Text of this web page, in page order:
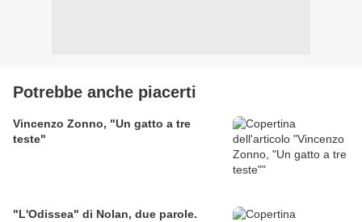
Potrebbe anche piacerti
Vincenzo Zonno, "Un gatto a tre
teste"
"L'Odissea" di Nolan, due parole.